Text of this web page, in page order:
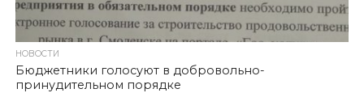
НОВОСТИ
Бюджетники голосуют в добровольно-
принудительном порядке